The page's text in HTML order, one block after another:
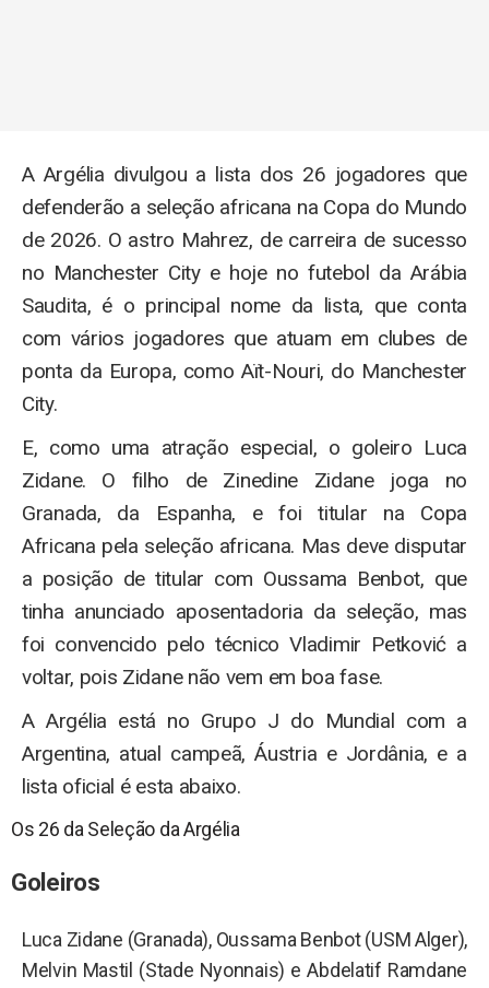
A Argélia divulgou a lista dos 26 jogadores que
defenderão a seleção africana na Copa do Mundo
de 2026. O astro Mahrez, de carreira de sucesso
no Manchester City e hoje no futebol da Arábia
Saudita, é o principal nome da lista, que conta
com vários jogadores que atuam em clubes de
ponta da Europa, como Aït-Nouri, do Manchester
City.
E, como uma atração especial, o goleiro Luca
Zidane. O filho de Zinedine Zidane joga no
Granada, da Espanha, e foi titular na Copa
Africana pela seleção africana. Mas deve disputar
a posição de titular com Oussama Benbot, que
tinha anunciado aposentadoria da seleção, mas
foi convencido pelo técnico Vladimir Petković a
voltar, pois Zidane não vem em boa fase.
A Argélia está no Grupo J do Mundial com a
Argentina, atual campeã, Áustria e Jordânia, e a
lista oficial é esta abaixo.
Os 26 da Seleção da Argélia
Goleiros
Luca Zidane (Granada), Oussama Benbot (USM Alger),
Melvin Mastil (Stade Nyonnais) e Abdelatif Ramdane